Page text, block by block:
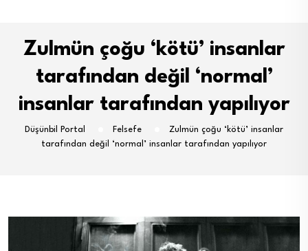
Zulmün çoğu ‘kötü’ insanlar
tarafından değil ‘normal’
insanlar tarafından yapılıyor
Düşünbil Portal Felsefe
Zulmün çoğu ‘kötü’ insanlar
tarafından değil ‘normal’ insanlar tarafından yapılıyor